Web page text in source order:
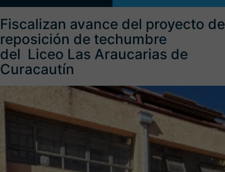
Fiscalizan avance del proyecto de
reposición de techumbre
del Liceo Las Araucarias de
Curacautín